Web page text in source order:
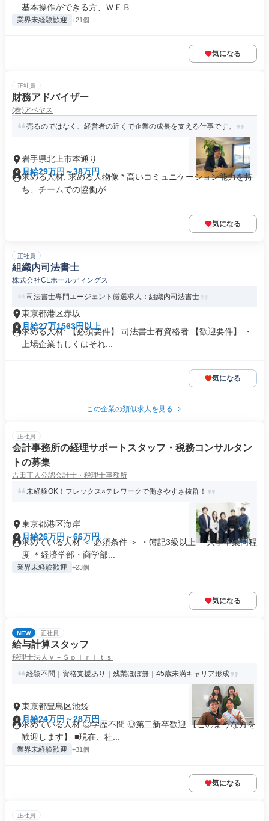
基本操作ができる方、ＷＥＢ...
業界未経験歓迎 +21個
気になる
正社員
財務アドバイザー
(株)アベヤス
売るのではなく、経営者の近くで企業の成長を支える仕事です。
岩手県北上市本通り
月給29万円～38万円
求める人材: 求める人物像 * 高いコミュニケーション能力を持
ち、チームでの協働が...
気になる
正社員
組織内司法書士
株式会社CLホールディングス
司法書士専門エージェント厳選求人：組織内司法書士
東京都港区赤坂
月給27万1563円以上
求める人材: 【必須要件】 司法書士有資格者 【歓迎要件】 ・
上場企業もしくはそれ...
気になる
この企業の類似求人を見る
正社員
会計事務所の経理サポートスタッフ・税務コンサルタン
トの募集
吉田正人公認会計士・税理士事務所
未経験OK！フレックス×テレワークで働きやすさ抜群！
東京都港区海岸
月給26万円～66万円
求めている人材 ＜ 必須条件 ＞ ・簿記3級以上 ・大学卒業同程
度 ＊経済学部・商学部...
業界未経験歓迎 +23個
気になる
NEW 正社員
給与計算スタッフ
税理士法人Ｖ－Ｓｐｉｒｉｔｓ
経験不問｜資格支援あり｜残業ほぼ無｜45歳未満キャリア形成
東京都豊島区池袋
月給24万円～28万円
求めている人材 ◎学歴不問 ◎第二新卒歓迎 【このような方を
歓迎します】 ■現在、社...
業界未経験歓迎 +31個
気になる
正社員